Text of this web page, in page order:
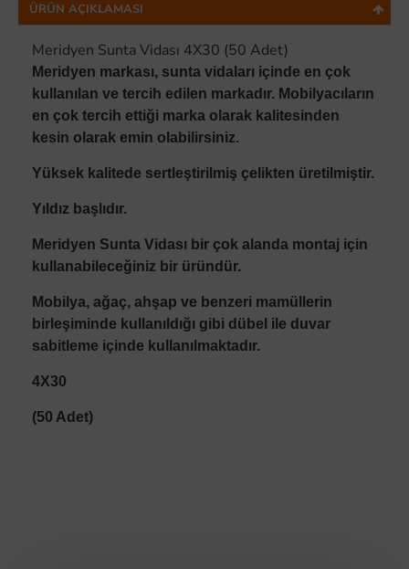
ÜRÜN AÇIKLAMASI
Meridyen Sunta Vidası 4X30 (50 Adet)
Meridyen markası, sunta vidaları içinde en çok
kullanılan ve tercih edilen markadır. Mobilyacıların
en çok tercih ettiği marka olarak kalitesinden
kesin olarak emin olabilirsiniz.
Yüksek kalitede sertleştirilmiş çelikten üretilmiştir.
Yıldız başlıdır.
Meridyen Sunta Vidası bir çok alanda montaj için
kullanabileceğiniz bir üründür.
Mobilya, ağaç, ahşap ve benzeri mamüllerin
birleşiminde kullanıldığı gibi dübel ile duvar
sabitleme içinde kullanılmaktadır.
4X30
(50 Adet)